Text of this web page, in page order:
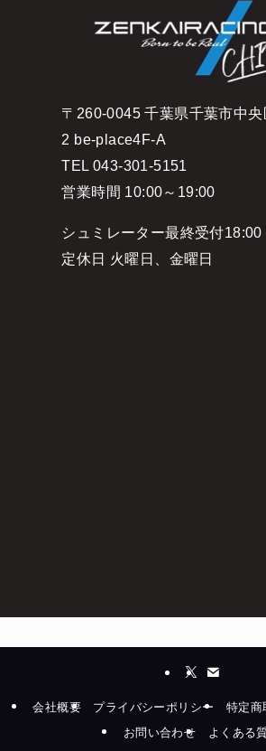
〒260-0045 千葉県千葉市中
2 be-place4F-A
TEL 043-301-5151
営業時間 10:00～19:00
シュミレーター最終受付18:00
定休日 火曜日、金曜日
会社概要 プライバシーポリシー
特定商
お問い合わせ
よくある